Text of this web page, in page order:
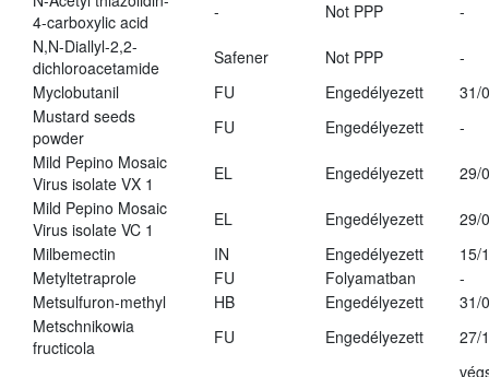
4-carboxylic acid
- Not PPP
-
N,N-Diallyl-2,2-
dichloroacetamide
Safener Not PPP
-
Myclobutanil
FU Engedélyezett
31/
Mustard seeds
powder
FU Engedélyezett
-
Mild Pepino Mosaic
Virus isolate VX 1
EL Engedélyezett
29/
Mild Pepino Mosaic
Virus isolate VC 1
EL Engedélyezett
29/
Milbemectin
IN Engedélyezett
15/
Metyltetraprole
FU Folyamatban
-
Metsulfuron-methyl
HB Engedélyezett
31/
Metschnikowia
fructicola
FU Engedélyezett 27/